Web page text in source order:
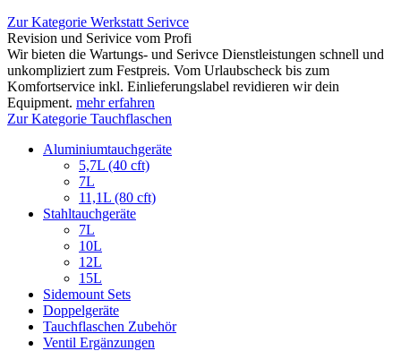
Zur Kategorie Werkstatt Serivce
Revision und Serivice vom Profi
Wir bieten die Wartungs- und Serivce Dienstleistungen schnell und
unkompliziert zum Festpreis. Vom Urlaubscheck bis zum
Komfortservice inkl. Einlieferungslabel revidieren wir dein
Equipment. mehr erfahren
Zur Kategorie Tauchflaschen
Aluminiumtauchgeräte
5,7L (40 cft)
7L
11,1L (80 cft)
Stahltauchgeräte
7L
10L
12L
15L
Sidemount Sets
Doppelgeräte
Tauchflaschen Zubehör
Ventil Ergänzungen